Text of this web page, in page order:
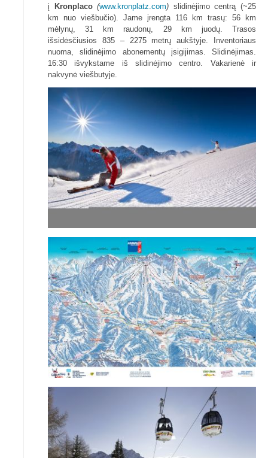
į Kronplaco (www.kronplatz.com) slidinėjimo centrą (~25
km nuo viešbučio). Jame įrengta 116 km trasų: 56 km
mėlynų, 31 km raudonų, 29 km juodų. Trasos
išsidėsčiusios 835 – 2275 metrų aukštyje. Inventoriaus
nuoma, slidinėjimo abonementų įsigijimas. Slidinėjimas.
16:30 išvykstame iš slidinėjimo centro. Vakarienė ir
nakvynė viešbutyje.